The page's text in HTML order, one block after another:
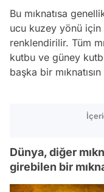
Bu mıknatısa
ucu kuzey yönü
renklendirilir. Tüm
kutbu ve güney
başka bir
Dünya, diğer
girebilen bir